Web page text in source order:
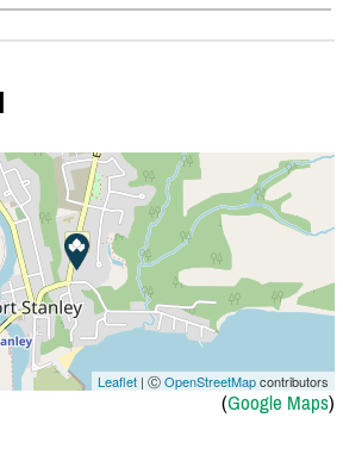
Leaflet | ⒸOpenStreetMapcontributors
(Google Maps)